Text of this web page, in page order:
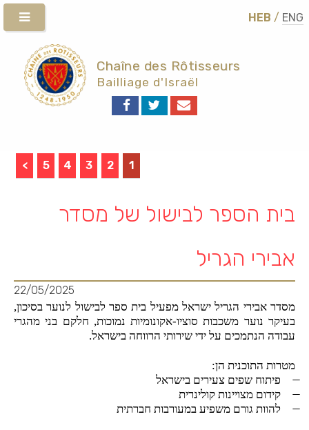
Chaîne des Rôtisseurs
Bailliage d'Israël
1
2
3
4
5
>
בית הספר לבישול של מסדר
אבירי הגריל
22/05/2025
מסדר אבירי הגריל ישראל מפעיל בית ספר לבישול לנוער בסיכון,
בעיקר נוער משכבות סוציו-אקונומיות נמוכות, חלקם בני מהגרי
עבודה הנתמכים על ידי שירותי הרווחה בישראל.
מטרות התוכנית הן:
פיתוח שפים צעירים בישראל
קידום מצויינות קולינרית
להוות גורם משפיע במעורבות חברתית
HEB / ENG